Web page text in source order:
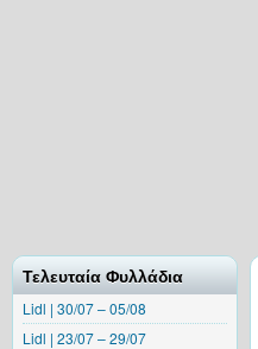
Τελευταία Φυλλάδια
Lidl | 30/07 – 05/08
Lidl | 23/07 – 29/07